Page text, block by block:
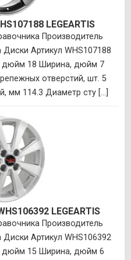
LEGEARTIS
Производитель
Диски Артикул WHS107188
дюйм 18 Ширина, дюйм 7
отверстий, шт. 5
мм 114.3 Диаметр сту [...]
LEGEARTIS
Производитель
Диски Артикул WHS106392
дюйм 15 Ширина, дюйм 6